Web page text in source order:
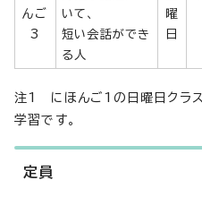
んご
3
いて、
短い会話ができ
る人
曜
日
注1 にほんご1の日曜日クラス
学習です。
定員